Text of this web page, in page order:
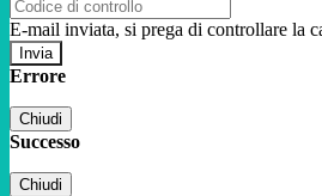
E-mail inviata, si prega di controllare la
Errore
Chiudi
Successo
Chiudi